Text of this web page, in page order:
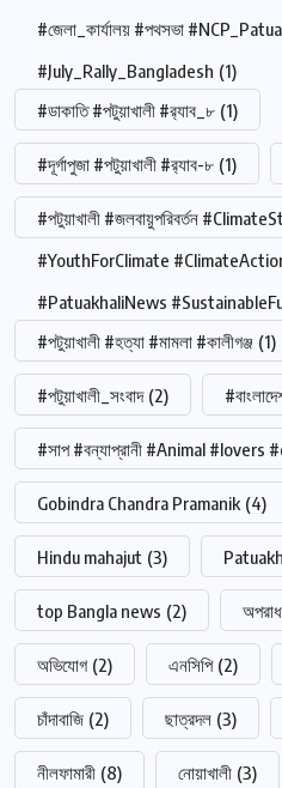
#জেলা_কার্যালয় #পথসভা
#July_Rally_Bangladesh (1)
#ডাকাতি #পটুয়াখালী #র‍্যাব_৮ (1)
#দূর্গাপুজা #পটুয়াখালী #র‍্যাব-৮ (1)
#পটুয়াখালী #জলবায়ুপরিবর্তন
#YouthForClimate
#PatuakhaliNews
#পটুয়াখালী #হত্যা #মামলা #কালীগঞ্জ (1)
#পটুয়াখালী_সংবাদ (2)
#সাপ #বন্যাপ্রানী #Animal
Gobindra Chandra Pramanik (4)
Hindu mahajut (3)
top Bangla news (2)
অভিযোগ (2) এনসিপি (2)
চাঁদাবাজি (2) ছাত্রদল (3)
নীলফামারী (8) নোয়াখালী (3)